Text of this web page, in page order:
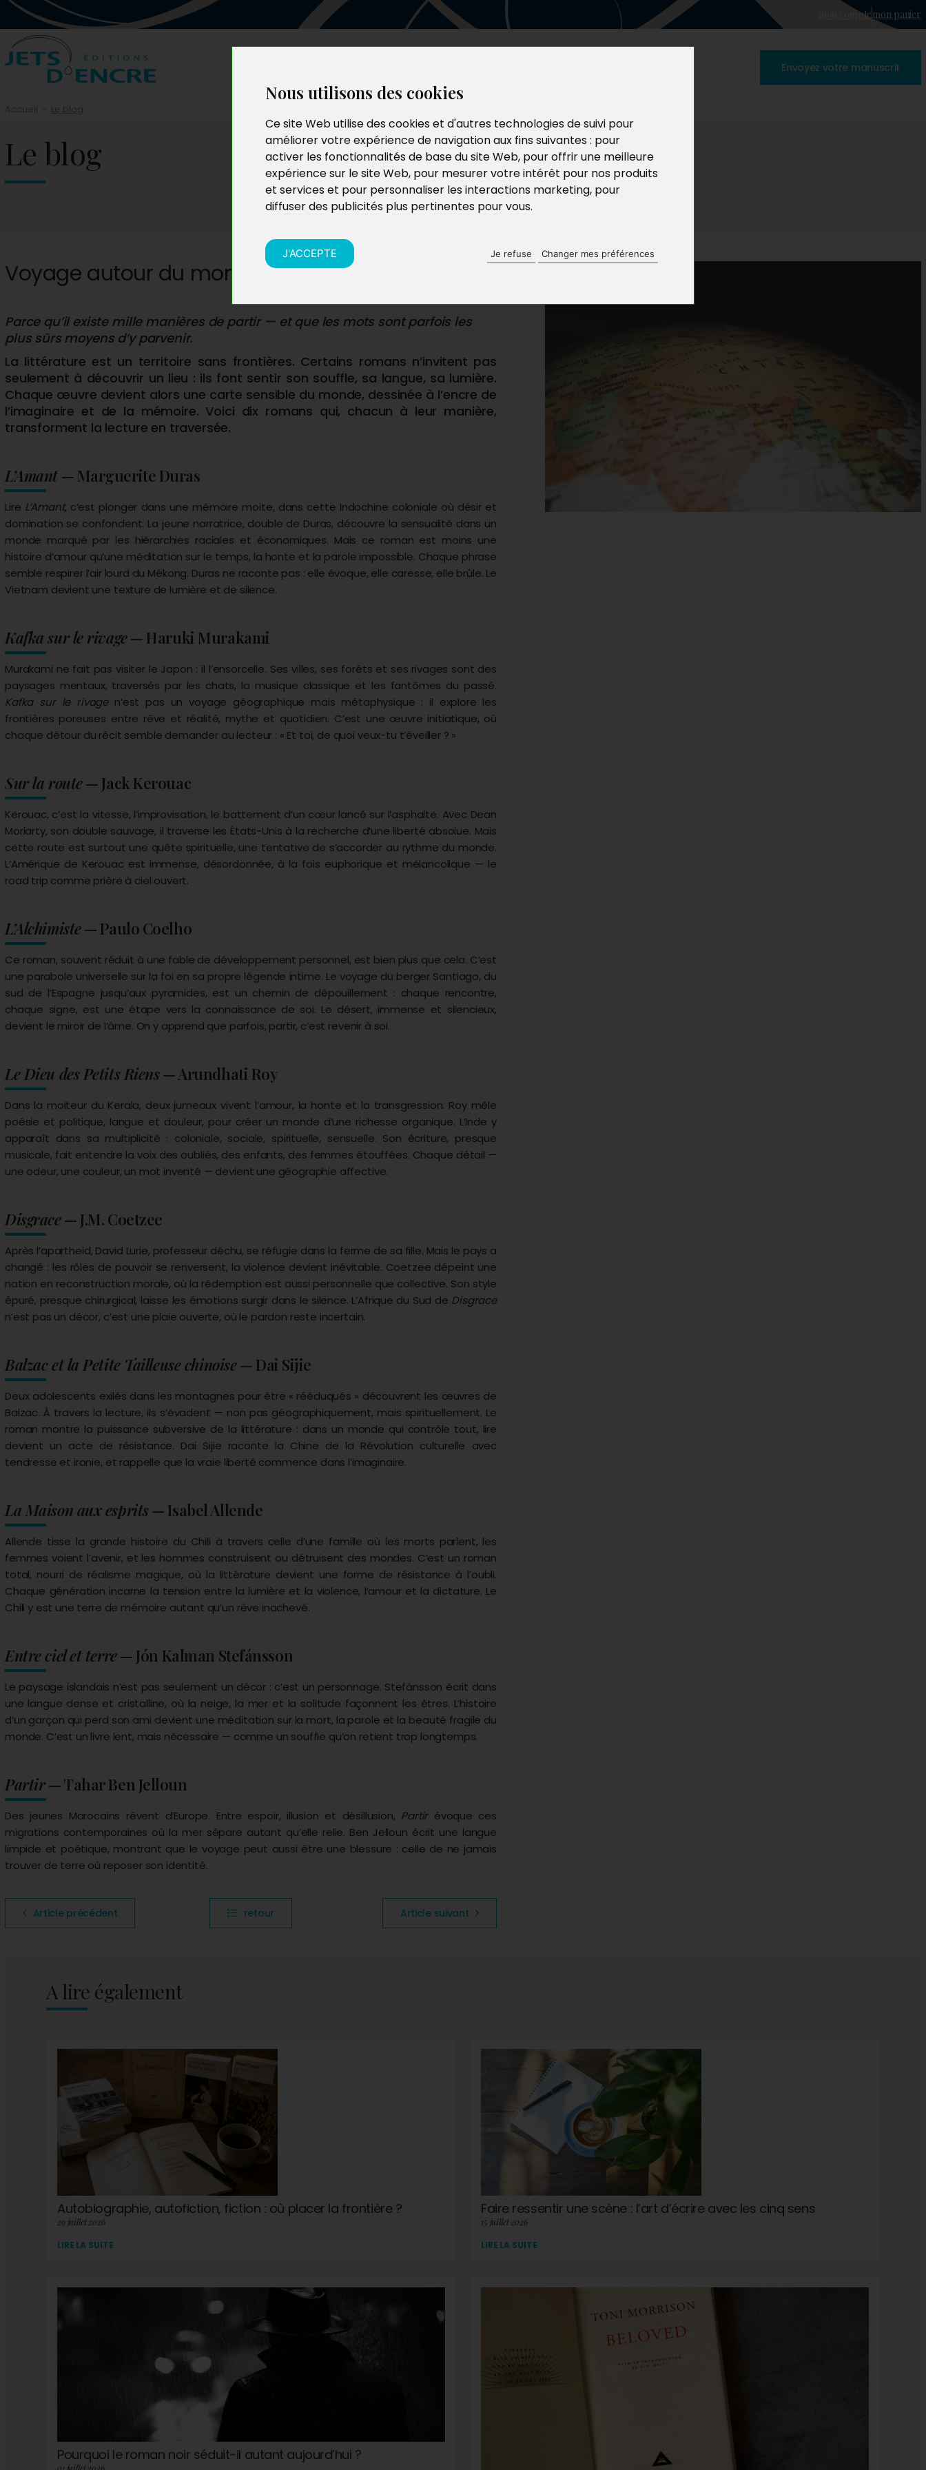
Nous utilisons des cookies
Ce site Web utilise des cookies et d'autres technologies de suivi pour
améliorer votre expérience de navigation aux fins suivantes : pour
activer les fonctionnalités de base du site Web, pour offrir une meilleure
expérience sur le site Web, pour mesurer votre intérêt pour nos produits
et services et pour personnaliser les interactions marketing, pour
diffuser des publicités plus pertinentes pour vous.
J'ACCEPTE Je refuse Changer mes préférences
mon comptemon panier
Envoyez votre manuscrit
Le blog
Voyage autour du monde en 10 romans
Parce qu’il existe mille manières de partir — et que les mots sont parfois les
plus sûrs moyens d’y parvenir.
La littérature est un territoire sans frontières. Certains romans n’invitent pas
seulement à découvrir un lieu : ils font sentir son souffle, sa langue, sa lumière.
Chaque œuvre devient alors une carte sensible du monde, dessinée à l’encre de
l’imaginaire et de la mémoire. Voici dix romans qui, chacun à leur manière,
transforment la lecture en traversée.
L’Amant — Marguerite Duras
Lire L’Amant, c’est plonger dans une mémoire moite, dans cette Indochine coloniale où désir et
domination se confondent. La jeune narratrice, double de Duras, découvre la sensualité dans un
monde marqué par les hiérarchies raciales et économiques. Mais ce roman est moins une
histoire d’amour qu’une méditation sur le temps, la honte et la parole impossible. Chaque phrase
semble respirer l’air lourd du Mékong. Duras ne raconte pas : elle évoque, elle caresse, elle brûle. Le
Vietnam devient une texture de lumière et de silence.
Kafka sur le rivage— Haruki Murakami
Murakami ne fait pas visiter le Japon : il l’ensorcelle. Ses villes, ses forêts et ses rivages sont des
paysages mentaux, traversés par les chats, la musique classique et les fantômes du passé.
Kafka sur le rivagen’est pas un voyage géographique mais métaphysique : il explore les
frontières poreuses entre rêve et réalité, mythe et quotidien. C’est une œuvre initiatique, où
chaque détour du récit semble demander au lecteur : « Et toi, de quoi veux-tu t’éveiller ? »
Sur la route— Jack Kerouac
Kerouac, c’est la vitesse, l’improvisation, le battement d’un cœur lancé sur l’asphalte. Avec Dean
Moriarty, son double sauvage, il traverse les États-Unis à la recherche d’une liberté absolue. Mais
cette route est surtout une quête spirituelle, une tentative de s’accorder au rythme du monde.
L’Amérique de Kerouac est immense, désordonnée, à la fois euphorique et mélancolique — le
road trip comme prière à ciel ouvert.
L’Alchimiste— Paulo Coelho
Ce roman, souvent réduit à une fable de développement personnel, est bien plus que cela. C’est
une parabole universelle sur la foi en sa propre légende intime. Le voyage du berger Santiago, du
sud de l’Espagne jusqu’aux pyramides, est un chemin de dépouillement : chaque rencontre,
chaque signe, est une étape vers la connaissance de soi. Le désert, immense et silencieux,
devient le miroir de l’âme. On y apprend que parfois, partir, c’est revenir à soi.
Le Dieu des Petits Riens— Arundhati Roy
Dans la moiteur du Kerala, deux jumeaux vivent l’amour, la honte et la transgression. Roy mêle
poésie et politique, langue et douleur, pour créer un monde d’une richesse organique. L’Inde y
apparaît dans sa multiplicité : coloniale, sociale, spirituelle, sensuelle. Son écriture, presque
musicale, fait entendre la voix des oubliés, des enfants, des femmes étouffées. Chaque détail —
une odeur, une couleur, un mot inventé — devient une géographie affective.
Disgrace— J.M. Coetzee
Après l’apartheid, David Lurie, professeur déchu, se réfugie dans la ferme de sa fille. Mais le pays a
changé : les rôles de pouvoir se renversent, la violence devient inévitable. Coetzee dépeint une
nation en reconstruction morale, où la rédemption est aussi personnelle que collective. Son style
épuré, presque chirurgical, laisse les émotions surgir dans le silence. L’Afrique du Sud de Disgrace
n’est pas un décor, c’est une plaie ouverte, où le pardon reste incertain.
Balzac et la Petite Tailleuse chinoise— Dai Sijie
Deux adolescents exilés dans les montagnes pour être « rééduqués » découvrent les œuvres de
Balzac. À travers la lecture, ils s’évadent — non pas géographiquement, mais spirituellement. Le
roman montre la puissance subversive de la littérature : dans un monde qui contrôle tout, lire
devient un acte de résistance. Dai Sijie raconte la Chine de la Révolution culturelle avec
tendresse et ironie, et rappelle que la vraie liberté commence dans l’imaginaire.
La Maison aux esprits— Isabel Allende
Allende tisse la grande histoire du Chili à travers celle d’une famille où les morts parlent, les
femmes voient l’avenir, et les hommes construisent ou détruisent des mondes. C’est un roman
total, nourri de réalisme magique, où la littérature devient une forme de résistance à l’oubli.
Chaque génération incarne la tension entre la lumière et la violence, l’amour et la dictature. Le
Chili y est une terre de mémoire autant qu’un rêve inachevé.
Entre ciel et terre— Jón Kalman Stefánsson
Le paysage islandais n’est pas seulement un décor : c’est un personnage. Stefánsson écrit dans
une langue dense et cristalline, où la neige, la mer et la solitude façonnent les êtres. L’histoire
d’un garçon qui perd son ami devient une méditation sur la mort, la parole et la beauté fragile du
monde. C’est un livre lent, mais nécessaire — comme un souffle qu’on retient trop longtemps.
Partir— Tahar Ben Jelloun
Des jeunes Marocains rêvent d’Europe. Entre espoir, illusion et désillusion, Partirévoque ces
migrations contemporaines où la mer sépare autant qu’elle relie. Ben Jelloun écrit une langue
limpide et poétique, montrant que le voyage peut aussi être une blessure : celle de ne jamais
trouver de terre où reposer son identité.
Article précédent retour Article suivant
A lire également
Autobiographie, autofiction, fiction : où placer la frontière ?
29 juillet 2026
LIRE LA SUITE
Faire ressentir une scène : l’art d’écrire avec les cinq sens
15 juillet 2026
LIRE LA SUITE
Pourquoi le roman noir séduit-il autant aujourd’hui ?